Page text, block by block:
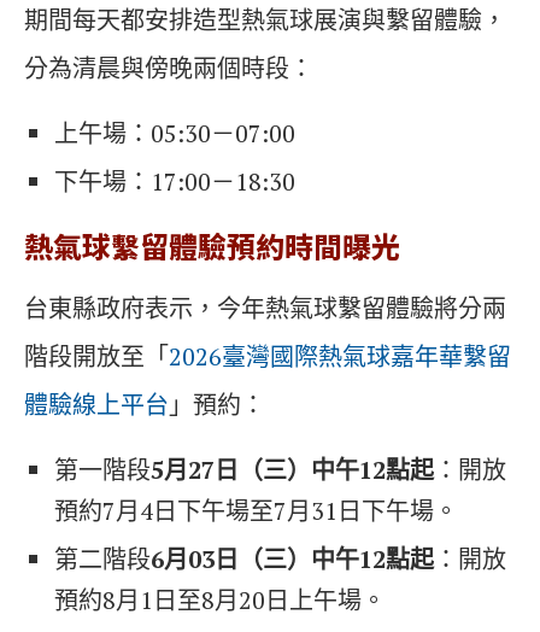
期間每天都安排造型熱氣球展演與繫留體驗，
分為清晨與傍晚兩個時段：
上午場：05:30－07:00
下午場：17:00－18:30
熱氣球繫留體驗預約時間曝光
台東縣政府表示，今年熱氣球繫留體驗將分兩
階段開放至「2026臺灣國際熱氣球嘉年華繫留
體驗線上平台」預約：
第一階段5月27日（三）中午12點起：開放
預約7月4日下午場至7月31日下午場。
第二階段6月03日（三）中午12點起：開放
預約8月1日至8月20日上午場。